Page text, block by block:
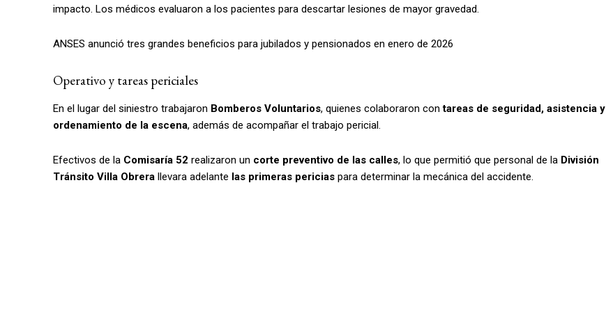
impacto. Los médicos evaluaron a los pacientes para descartar lesiones de mayor gravedad.
ANSES anunció tres grandes beneficios para jubilados y pensionados en enero de 2026
Operativo y tareas periciales
En el lugar del siniestro trabajaron Bomberos Voluntarios, quienes colaboraron contareas de seguridad, asistencia y
ordenamiento de la escena, además de acompañar el trabajo pericial.
Efectivos de la Comisaría 52 realizaron un corte preventivo de las calles, lo que permitió que personal de la División
Tránsito Villa Obrera llevara adelante las primeras pericias para determinar la mecánica del accidente.